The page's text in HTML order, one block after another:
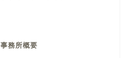
事務所概要